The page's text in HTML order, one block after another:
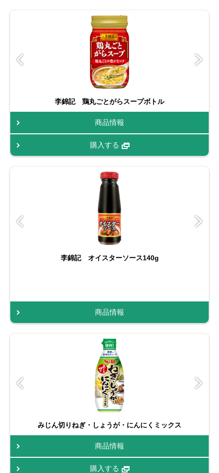
李錦記 鶏丸ごとがらスープボトル
商品情報
購入する
李錦記 オイスターソース140g
商品情報
みじん切りねぎ・しょうが・にんにくミックス
商品情報
購入する